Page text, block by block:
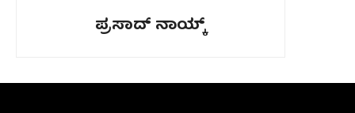
ಪ್ರಸಾದ್‌ ನಾಯ್ಕ್